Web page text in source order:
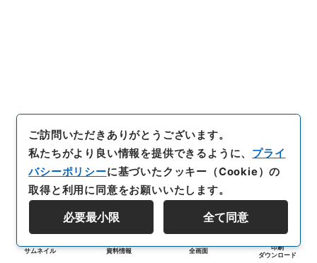
サムネイル 資料情報 全画面
印刷
ダウンロード
ご訪問いただきありがとうございます。
私たちがより良い情報を提供できるように、 プライ
バシーポリシーに基づいたクッキー（Cookie）の
取得と利用に同意をお願いいたします。
必要最小限 全て同意